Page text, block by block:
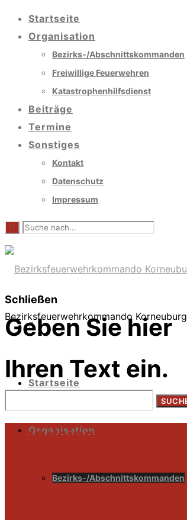
Startseite
Organisation
Bezirks-/Abschnittskommanden
Freiwillige Feuerwehren
Katastrophenhilfsdienst
Beiträge
Termine
Sonstiges
Kontakt
Datenschutz
Impressum
Bezirksfeuerwehrkommando Korneuburg
Startseite
Organisation
Bezirks-/Abschnittskommanden
Schließen
Geben Sie hier
Ihren Text ein.
Brandeinsatz